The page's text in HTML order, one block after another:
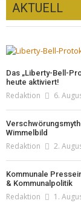
AKTUELL
Das „Liberty-Bell-
heute aktiviert!
Redaktion 6.
Wimmelbild
Redaktion 2.
Kommunale
& Kommunalpolitik
Redaktion 1.